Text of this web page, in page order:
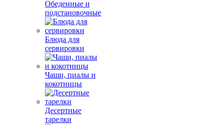
Обеденные и
подстановочные
Блюда для
сервировки
Чаши, пиалы и
кокотницы
Десертные
тарелки